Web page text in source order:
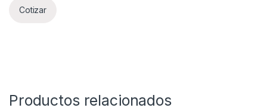
Cotizar
Productos relacionados